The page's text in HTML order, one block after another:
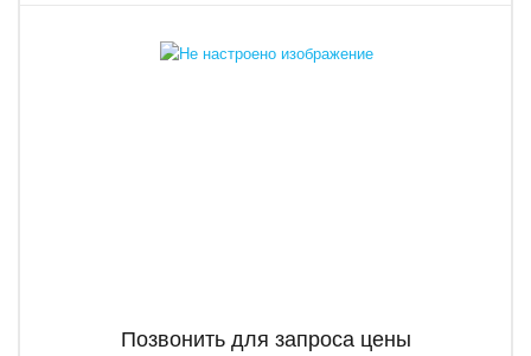
Позвонить для запроса цены